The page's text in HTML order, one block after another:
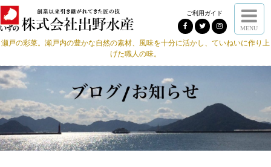
ご利用ガイド
MENU
瀬戸の彩菜。瀬戸内の豊かな自然の素材、風味を十分に活かし、ていねいに作り上
げた職人の味。